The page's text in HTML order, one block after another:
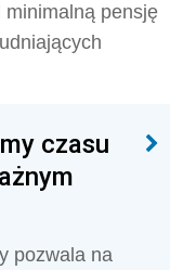
minimalną pensję
czasu
pozwala na